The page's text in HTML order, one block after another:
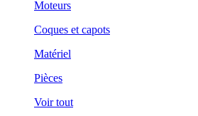
Moteurs
Coques et capots
Matériel
Pièces
Voir tout